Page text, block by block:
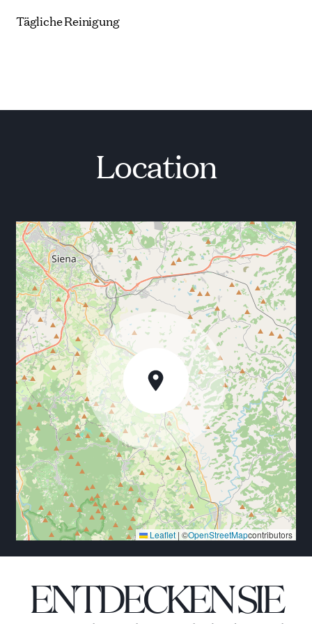
Tägliche Reinigung
Location
Leaflet | ©OpenStreetMapcontributors
ENTDECKEN SIE